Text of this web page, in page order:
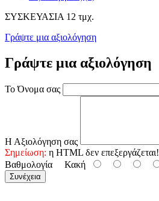
ΣΥΣΚΕΥΑΣΙΑ 12 τμχ.
Γράψτε μια αξιολόγηση
Γράψτε μια αξιολόγηση
Το Όνομα σας
Η Αξιολόγηση σας
Σημείωση: η HTML δεν επεξεργάζεται!
Βαθμολογία Κακή
Συνέχεια